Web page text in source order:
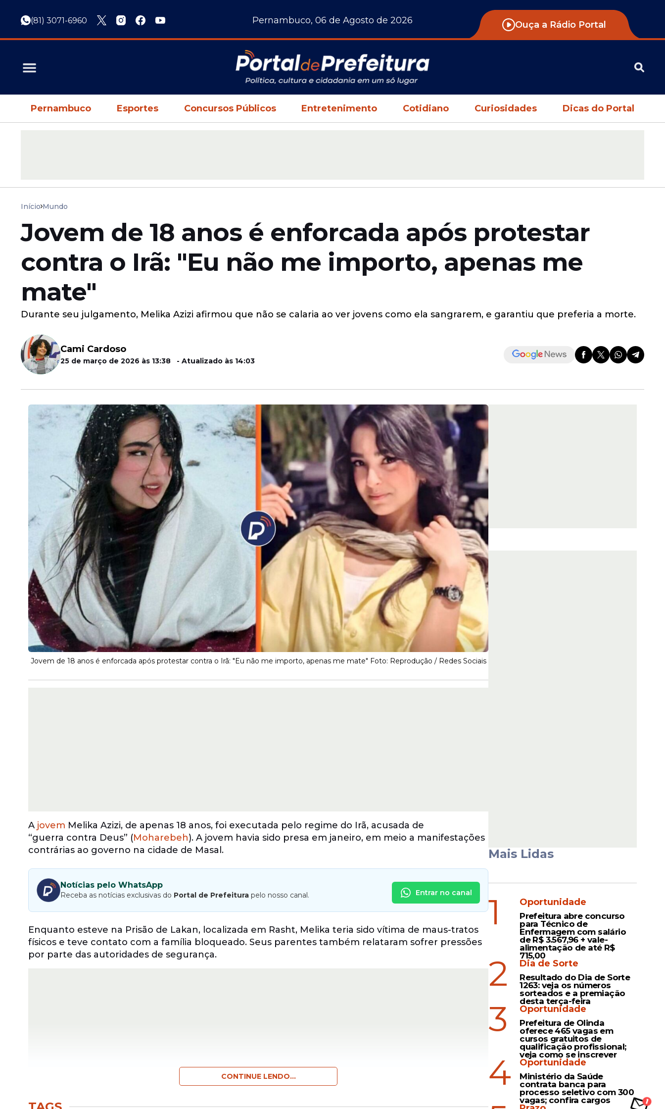
(81) 3071-6960 Pernambuco, 06 de Agosto de 2026 Ouça a Rádio Portal
Pernambuco Esportes Concursos Públicos Entretenimento Cotidiano Curiosidades Dicas do Portal
Início Mundo
Jovem de 18 anos é enforcada após protestar
contra o Irã: "Eu não me importo, apenas me
mate"
Durante seu julgamento, Melika Azizi afirmou que não se calaria ao ver jovens como ela sangrarem, e garantiu que preferia a morte.
Cami Cardoso
25 de março de 2026 às 13:38 - Atualizado às 14:03
Jovem de 18 anos é enforcada após protestar contra o Irã: "Eu não me importo, apenas me mate" Foto: Reprodução / Redes Sociais
A jovem Melika Azizi, de apenas 18 anos, foi executada pelo regime do Irã, acusada de
“guerra contra Deus” (Moharebeh). A jovem havia sido presa em janeiro, em meio a manifestações
contrárias ao governo na cidade de Masal.
Notícias pelo WhatsApp
Receba as notícias exclusivas do Portal de Prefeitura pelo nosso canal. Entrar no canal
Enquanto esteve na Prisão de Lakan, localizada em Rasht, Melika teria sido vítima de maus-tratos
físicos e teve contato com a família bloqueado. Seus parentes também relataram sofrer pressões
por parte das autoridades de segurança.
CONTINUE LENDO...
Mais Lidas
1 Oportunidade
Prefeitura abre concurso
para Técnico de
Enfermagem com salário
de R$ 3.567,96 + vale-
alimentação de até R$
715,00
2 Dia de Sorte
Resultado do Dia de Sorte
1263: veja os números
sorteados e a premiação
desta terça-feira
3 Oportunidade
Prefeitura de Olinda
oferece 465 vagas em
cursos gratuitos de
qualificação profissional;
veja como se inscrever
4 Oportunidade
Ministério da Saúde
contrata banca para
processo seletivo com 300
vagas; confira cargos